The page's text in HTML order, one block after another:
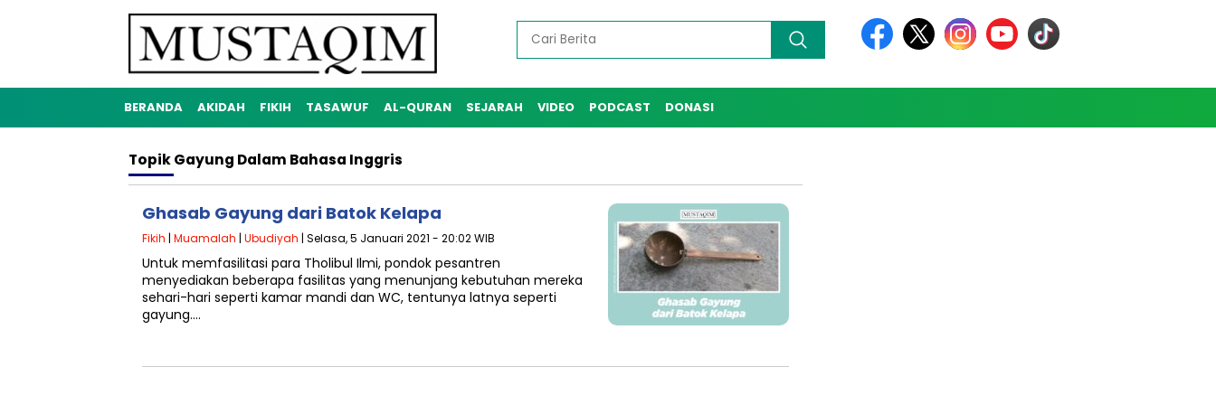
BERANDA AKIDAH FIKIH TASAWUF AL-QURAN SEJARAH VIDEO PODCAST DONASI
TopikGayung Dalam Bahasa Inggris
Ghasab Gayung dari Batok Kelapa
Fikih | Muamalah | Ubudiyah | Selasa, 5 Januari 2021 - 20:02 WIB
Untuk memfasilitasi para Tholibul Ilmi, pondok pesantren
menyediakan beberapa fasilitas yang menunjang kebutuhan mereka
sehari-hari seperti kamar mandi dan WC, tentunya latnya seperti
gayung….